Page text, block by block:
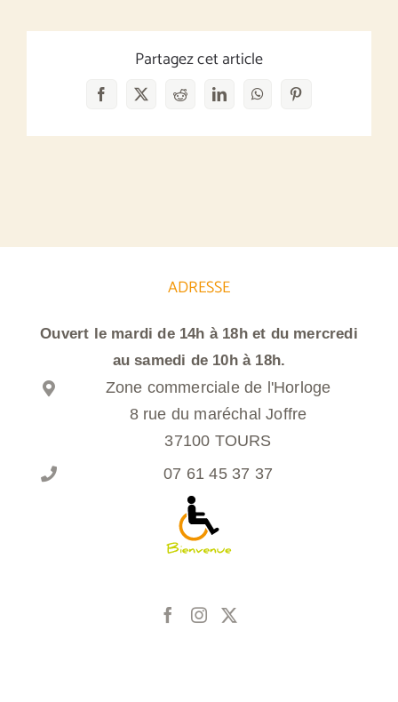
Partagez cet article
Facebook
X RedditLinkedInWhatsAppPinterest
ADRESSE
Ouvert le mardi de 14h à 18h et du mercredi
au samedi de 10h à 18h.
Zone commerciale de l'Horloge
8 rue du maréchal Joffre
37100 TOURS
07 61 45 37 37